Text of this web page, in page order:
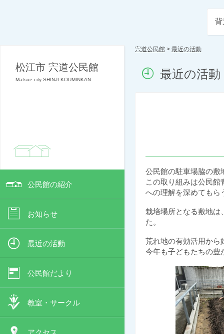
松江市 宍道公民館
Matsue-city SHINJI KOUMINKAN
公民館の紹介
お知らせ
最近の活動
公民館だより
教室・サークル
アクセス
背
宍道公民館 > 最近の活動
最近の活動
公民館の駐車場脇の敷
この取り組みは公民
への理解を深めてもら
栽培場所となる敷地は
た。
荒れ地の有効活用から
今年も子どもたちの豊